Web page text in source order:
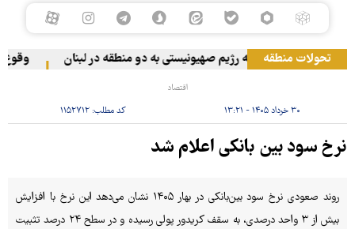
تحولات منطقهحمله رژیم صهیونیستی به دو منطقه در لبنان وقوع
اقتصاد
۳۰ خرداد ۱۴۰۵ - ۱۳:۲۱ کد مطلب:۱۱۵۲۷۱۲
نرخ سود بین بانکی اعلام شد
روند صعودی نرخ سود بین‌بانکی در بهار ۱۴۰۵ نشان می‌دهد این نرخ با افزایش
بیش از ۳ واحد درصدی، به سقف کریدور پولی رسیده و در سطح ۲۴ درصد تثبیت